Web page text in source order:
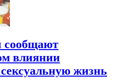
сообщают
влиянии
жизнь